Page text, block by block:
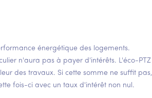
énergétique des logements.
n'aura pas à payer d'intérêts. L'éco-PTZ
des travaux. Si cette somme ne suffit pas,
fois-ci avec un taux d'intérêt non nul.